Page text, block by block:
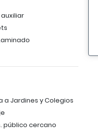
a Jardines y Colegios
público cercano